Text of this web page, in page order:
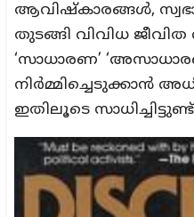
ആവിഷ്കാരങ്ങൾ,
തുടങ്ങി വിവിധ
‘സാധാരണ’
നിർമ്മിച്ചെടുക്കാൻ
ഇതിലൂടെ